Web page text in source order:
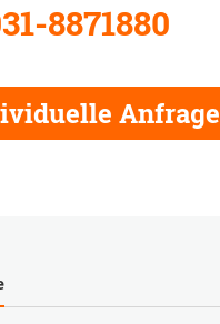
8871880
Anfrage